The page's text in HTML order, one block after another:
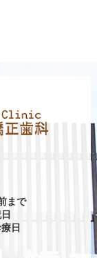
まで
日